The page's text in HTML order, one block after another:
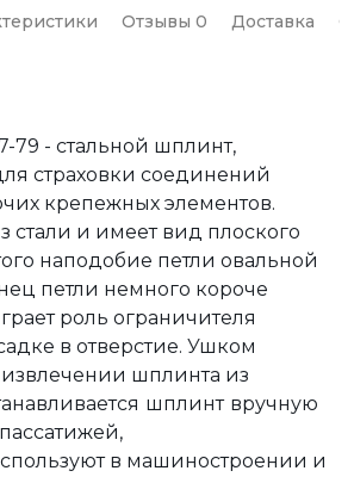
Отзывы 0 Доставка
79 - стальной шплинт,
страховки соединений
крепежных элементов.
стали и имеет вид плоского
наподобие петли овальной
петли немного короче
роль ограничителя
в отверстие. Ушком
шплинта из
шплинт вручную
в машиностроении и